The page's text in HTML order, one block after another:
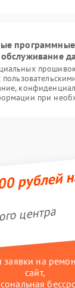
при
рублей
центра
на
сайт,